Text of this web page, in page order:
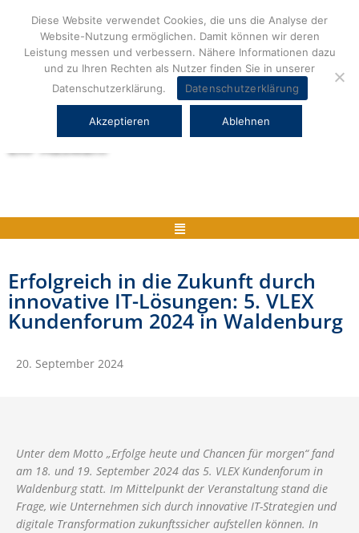
springen
Herstellerneutrale ERP Beratung und
Menü
Erfolgreich in die Zukunft durch
innovative IT-Lösungen: 5. VLEX
Kundenforum 2024 in Waldenburg
20. September 2024
Unter dem Motto „Erfolge heute und Chancen für morgen“ fand
am 18. und 19. September 2024 das 5. VLEX Kundenforum in
Waldenburg statt. Im Mittelpunkt der Veranstaltung stand die
Frage, wie Unternehmen sich durch innovative IT-Strategien und
digitale Transformation zukunftssicher aufstellen können. In
Diese Website verwendet Cookies, die uns die Analyse der
Website-Nutzung ermöglichen. Damit können wir deren
Leistung messen und verbessern. Nähere Informationen dazu
und zu Ihren Rechten als Nutzer finden Sie in unserer
Datenschutzerklärung.
Datenschutzerklärung
Akzeptieren Ablehnen